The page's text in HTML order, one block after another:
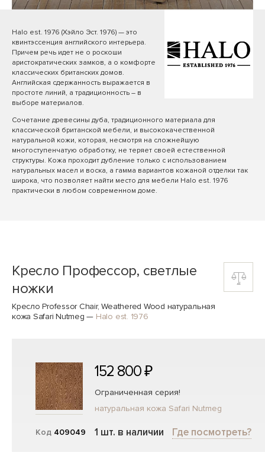
Halo est. 1976 (Хэйло Эст. 1976) — это
квинтэссенция английского интерьера.
Причем речь идет не о роскоши
аристократических замков, а о комфорте
классических британских домов.
Английская сдержанность выражается в
простоте линий, а традиционность – в
выборе материалов.
Сочетание древесины дуба, традиционного материала для
классической британской мебели, и высококачественной
натуральной кожи, которая, несмотря на сложнейшую
многоступенчатую обработку, не теряет своей естественной
структуры. Кожа проходит дубление только с использованием
натуральных масел и воска, а гамма вариантов кожаной отделки так
широка, что позволяет найти место для мебели Halo est. 1976
практически в любом современном доме.
Кресло Профессор, светлые
ножки
Кресло Professor Chair, Weathered Wood натуральная
кожа Safari Nutmeg — Halo est. 1976
Код 409049
152 800 ₽
Ограниченная серия!
натуральная кожа Safari Nutmeg
1 шт. в наличии Где посмотреть?